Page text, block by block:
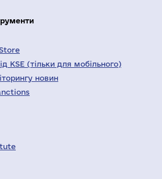
KSE (тільки для мобільного)
новин